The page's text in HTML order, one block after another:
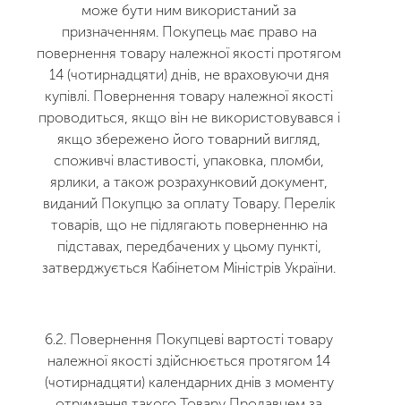
може бути ним використаний за
призначенням. Покупець має право на
повернення товару належної якості протягом
14 (чотирнадцяти) днів, не враховуючи дня
купівлі. Повернення товару належної якості
проводиться, якщо він не використовувався і
якщо збережено його товарний вигляд,
споживчі властивості, упаковка, пломби,
ярлики, а також розрахунковий документ,
виданий Покупцю за оплату Товару. Перелік
товарів, що не підлягають поверненню на
підставах, передбачених у цьому пункті,
затверджується Кабінетом Міністрів України.
6.2. Повернення Покупцеві вартості товару
належної якості здійснюється протягом 14
(чотирнадцяти) календарних днів з моменту